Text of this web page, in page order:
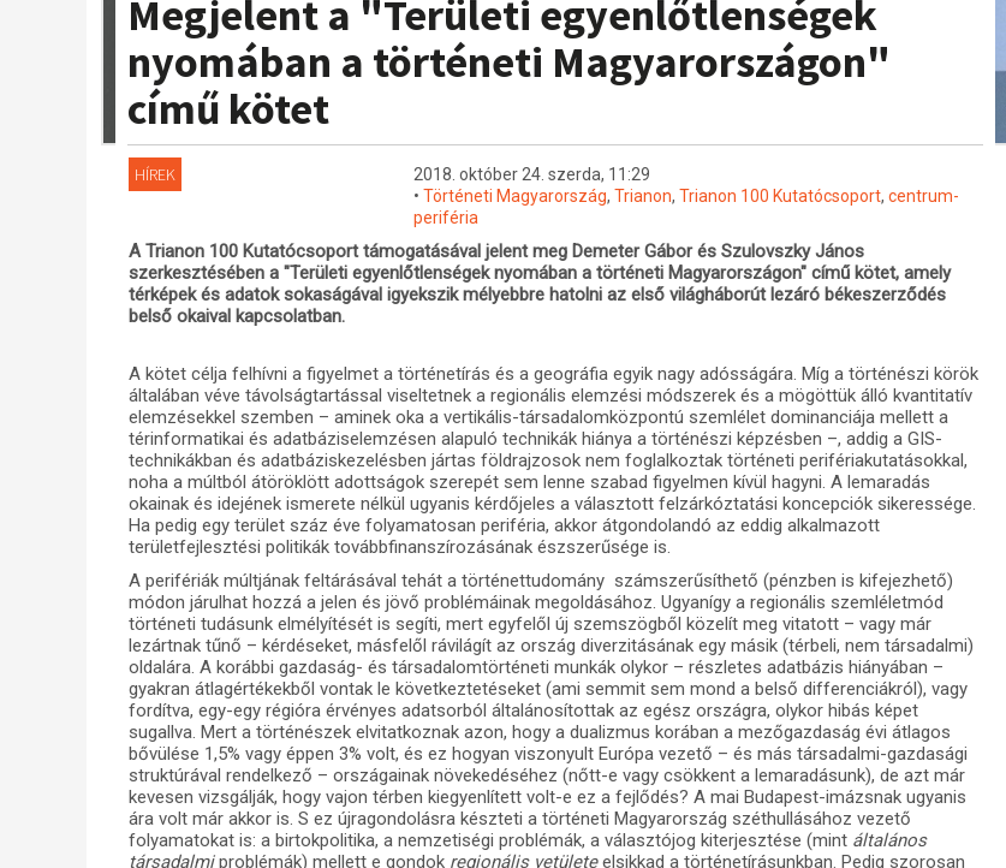
Megjelent a "Területi egyenlőtlenségek
nyomában a történeti Magyarországon"
című kötet
HÍREK
2018. október 24. szerda, 11:29
• Történeti Magyarország, Trianon, Trianon 100 Kutatócsoport, centrum-
periféria
A Trianon 100 Kutatócsoport támogatásával jelent meg Demeter Gábor és Szulovszky János
szerkesztésében a "Területi egyenlőtlenségek nyomában a történeti Magyarországon" című kötet, amely
térképek és adatok sokaságával igyekszik mélyebbre hatolni az első világháborút lezáró békeszerződés
belső okaival kapcsolatban.
A kötet célja felhívni a figyelmet a történetírás és a geográfia egyik nagy adósságára. Míg a történészi körök
általában véve távolságtartással viseltetnek a regionális elemzési módszerek és a mögöttük álló kvantitatív
elemzésekkel szemben – aminek oka a vertikális-társadalomközpontú szemlélet dominanciája mellett a
térinformatikai és adatbáziselemzésen alapuló technikák hiánya a történészi képzésben –, addig a GIS-
technikákban és adatbáziskezelésben jártas földrajzosok nem foglalkoztak történeti perifériakutatásokkal,
noha a múltból átöröklött adottságok szerepét sem lenne szabad figyelmen kívül hagyni. A lemaradás
okainak és idejének ismerete nélkül ugyanis kérdőjeles a választott felzárkóztatási koncepciók sikeressége.
Ha pedig egy terület száz éve folyamatosan periféria, akkor átgondolandó az eddig alkalmazott
területfejlesztési politikák továbbfinanszírozásának észszerűsége is.
A perifériák múltjának feltárásával tehát a történettudomány számszerűsíthető (pénzben is kifejezhető)
módon járulhat hozzá a jelen és jövő problémáinak megoldásához. Ugyanígy a regionális szemléletmód
történeti tudásunk elmélyítését is segíti, mert egyfelől új szemszögből közelít meg vitatott – vagy már
lezártnak tűnő – kérdéseket, másfelől rávilágít az ország diverzitásának egy másik (térbeli, nem társadalmi)
oldalára. A korábbi gazdaság- és társadalomtörténeti munkák olykor – részletes adatbázis hiányában –
gyakran átlagértékekből vontak le következtetéseket (ami semmit sem mond a belső differenciákról), vagy
fordítva, egy-egy régióra érvényes adatsorból általánosítottak az egész országra, olykor hibás képet
sugallva. Mert a történészek elvitatkoznak azon, hogy a dualizmus korában a mezőgazdaság évi átlagos
bővülése 1,5% vagy éppen 3% volt, és ez hogyan viszonyult Európa vezető – és más társadalmi-gazdasági
struktúrával rendelkező – országainak növekedéséhez (nőtt-e vagy csökkent a lemaradásunk), de azt már
kevesen vizsgálják, hogy vajon térben kiegyenlített volt-e ez a fejlődés? A mai Budapest-imázsnak ugyanis
ára volt már akkor is. S ez újragondolásra készteti a történeti Magyarország széthullásához vezető
folyamatokat is: a birtokpolitika, a nemzetiségi problémák, a választójog kiterjesztése (mint általános
társadalmiproblémák) mellett e gondok regionális vetületeelsikkad a történetírásunkban. Pedig szorosan